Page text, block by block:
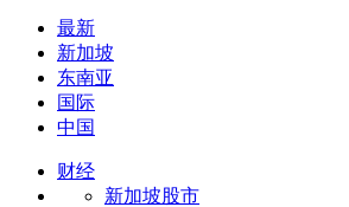
最新
新加坡
东南亚
国际
中国
财经
新加坡股市